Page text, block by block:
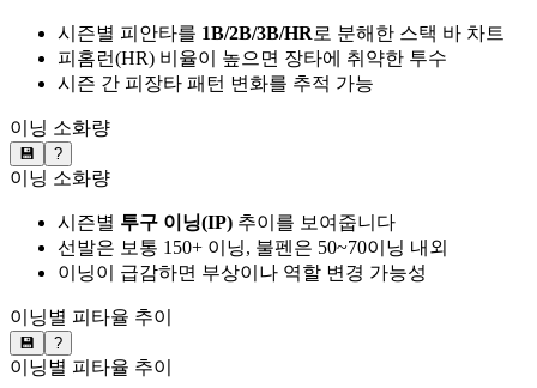
시즌별 피안타를 1B/2B/3B/HR로 분해한 스택 바 차트
피홈런(HR) 비율이 높으면 장타에 취약한 투수
시즌 간 피장타 패턴 변화를 추적 가능
이닝 소화량
💾 ?
이닝 소화량
시즌별 투구 이닝(IP) 추이를 보여줍니다
선발은 보통 150+ 이닝, 불펜은 50~70이닝 내외
이닝이 급감하면 부상이나 역할 변경 가능성
이닝별 피타율 추이
💾 ?
이닝별 피타율 추이